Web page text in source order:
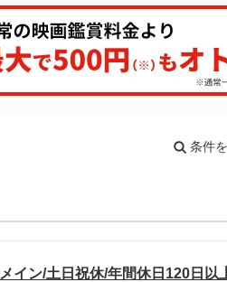
条件
イン/土日祝休/年間休日120日以